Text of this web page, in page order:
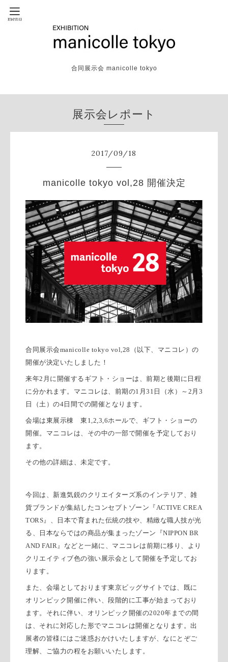
合同展示会 manicolle tokyo
展示会レポート
2017/09/18
manicolle tokyo vol,28 開催決定
合同展示会manicolle tokyo vol,28 （以下、マニコレ）の
開催が決定いたしました！
来年2 月に開催するギフト・ショーは、前期と後期に日程
に分かれます。マニコレは、前期の1 月 31 日（水）～ 2 月 3
日（土）の4日間での開催となります。
会場は東展示棟 東 1,2,3,6ホールで、ギフト・ショーの
開催。マニコレは、その中の一部で開催を予定しており
ます。
その他の詳細は、未定です。
今回は、新進気鋭のクリエイターズ系のインテリア、雑
貨ブランドが集結したコンセプトゾーン『 ACTIVE CREA
TORS 』、日本で育まれた伝統の技や、精緻な職人技が光
る、日本ならではの商品が集まったゾーン『NIPPON BR
AND FAIR 』などと一緒に、マニコレは前期に移り、より
クリエイティブ色の強い展示会として開催を予定してお
ります。
また、会場としております東京ビッグサイトでは、既に
オリンピック開催に伴い、段階的に工事が始まっており
ます。それに伴い、オリンピック開催の2020年までの間
は、それに対応した形でマニコレは開催となります。出
展者の皆様にはご迷惑おかけいたしますが、なにとぞご
理解、ご協力の程をお願いいたします。